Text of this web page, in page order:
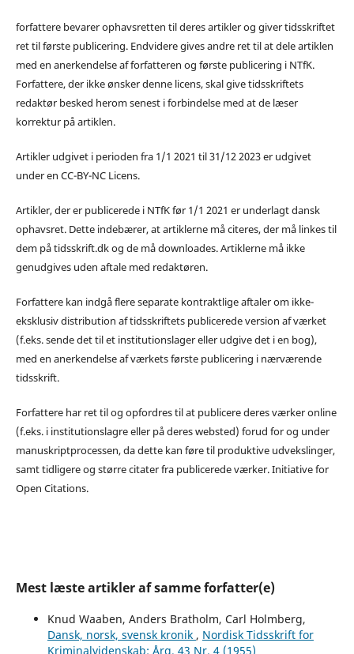
forfattere bevarer ophavsretten til deres artikler og giver tidsskriftet
ret til første publicering. Endvidere gives andre ret til at dele artiklen
med en anerkendelse af forfatteren og første publicering i NTfK.
Forfattere, der ikke ønsker denne licens, skal give tidsskriftets
redaktør besked herom senest i forbindelse med at de læser
korrektur på artiklen.
Artikler udgivet i perioden fra 1/1 2021 til 31/12 2023 er udgivet
under en CC-BY-NC Licens.
Artikler, der er publicerede i NTfK før 1/1 2021 er underlagt dansk
ophavsret. Dette indebærer, at artiklerne må citeres, der må linkes til
dem på tidsskrift.dk og de må downloades. Artiklerne må ikke
genudgives uden aftale med redaktøren.
Forfattere kan indgå flere separate kontraktlige aftaler om ikke-
eksklusiv distribution af tidsskriftets publicerede version af værket
(f.eks. sende det til et institutionslager eller udgive det i en bog),
med en anerkendelse af værkets første publicering i nærværende
tidsskrift.
Forfattere har ret til og opfordres til at publicere deres værker online
(f.eks. i institutionslagre eller på deres websted) forud for og under
manuskriptprocessen, da dette kan føre til produktive udvekslinger,
samt tidligere og større citater fra publicerede værker. Initiative for
Open Citations.
Mest læste artikler af samme forfatter(e)
Knud Waaben, Anders Bratholm, Carl Holmberg,
Dansk, norsk, svensk kronik , Nordisk Tidsskrift for
Kriminalvidenskab: Årg. 43 Nr. 4 (1955)